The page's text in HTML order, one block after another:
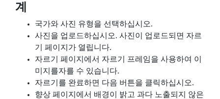
계
국가와 사진 유형을 선택하십시오.
사진을 업로드하십시오. 사진이 업로드되면 자르
기 페이지가 열립니다.
자르기 페이지에서 자르기 프레임을 사용하여 이
미지를자를 수 있습니다.
자르기를 완료하면 다음 버튼을 클릭하십시오.
향상 페이지에서 배경이 밝고 과다 노출되지 않은